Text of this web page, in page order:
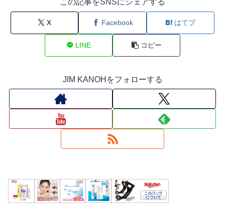
X Facebook はてブ
LINE コピー
JIM KANOHをフォローする